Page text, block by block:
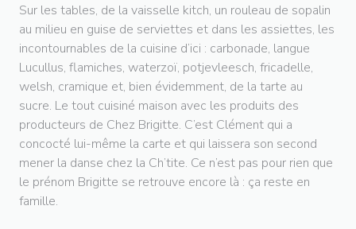
Sur les tables, de la vaisselle kitch, un rouleau de sopalin
au milieu en guise de serviettes et dans les assiettes, les
incontournables de la cuisine d’ici : carbonade, langue
Lucullus, flamiches, waterzoï, potjevleesch, fricadelle,
welsh, cramique et, bien évidemment, de la tarte au
sucre. Le tout cuisiné maison avec les produits des
producteurs de Chez Brigitte. C’est Clément qui a
concocté lui-même la carte et qui laissera son second
mener la danse chez la Ch’tite. Ce n’est pas pour rien que
le prénom Brigitte se retrouve encore là : ça reste en
famille.